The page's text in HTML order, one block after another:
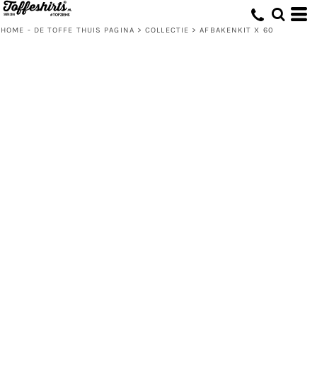
HOME - DE TOFFE THUIS PAGINA > COLLECTIE > AFBAKENKIT X 60